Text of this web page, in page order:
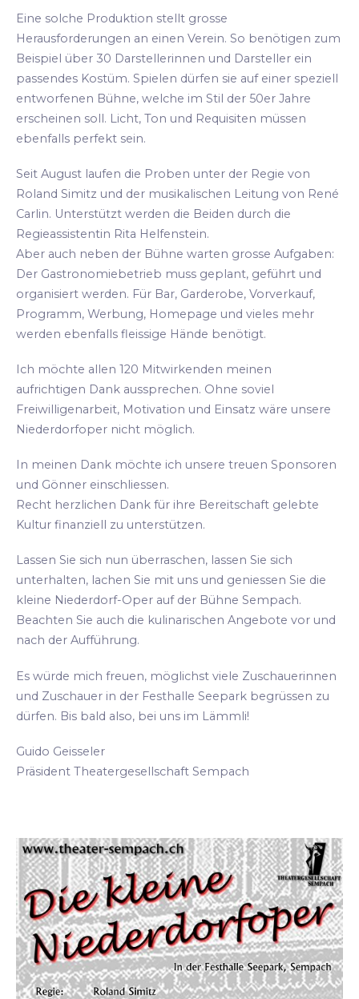
Eine solche Produktion stellt grosse
Herausforderungen an einen Verein. So benötigen zum
Beispiel über 30 Darstellerinnen und Darsteller ein
passendes Kostüm. Spielen dürfen sie auf einer speziell
entworfenen Bühne, welche im Stil der 50er Jahre
erscheinen soll. Licht, Ton und Requisiten müssen
ebenfalls perfekt sein.
Seit August laufen die Proben unter der Regie von
Roland Simitz und der musikalischen Leitung von René
Carlin. Unterstützt werden die Beiden durch die
Regieassistentin Rita Helfenstein.
Aber auch neben der Bühne warten grosse Aufgaben:
Der Gastronomiebetrieb muss geplant, geführt und
organisiert werden. Für Bar, Garderobe, Vorverkauf,
Programm, Werbung, Homepage und vieles mehr
werden ebenfalls fleissige Hände benötigt.
Ich möchte allen 120 Mitwirkenden meinen
aufrichtigen Dank aussprechen. Ohne soviel
Freiwilligenarbeit, Motivation und Einsatz wäre unsere
Niederdorfoper nicht möglich.
In meinen Dank möchte ich unsere treuen Sponsoren
und Gönner einschliessen.
Recht herzlichen Dank für ihre Bereitschaft gelebte
Kultur finanziell zu unterstützen.
Lassen Sie sich nun überraschen, lassen Sie sich
unterhalten, lachen Sie mit uns und geniessen Sie die
kleine Niederdorf-Oper auf der Bühne Sempach.
Beachten Sie auch die kulinarischen Angebote vor und
nach der Aufführung.
Es würde mich freuen, möglichst viele Zuschauerinnen
und Zuschauer in der Festhalle Seepark begrüssen zu
dürfen. Bis bald also, bei uns im Lämmli!
Guido Geisseler
Präsident Theatergesellschaft Sempach